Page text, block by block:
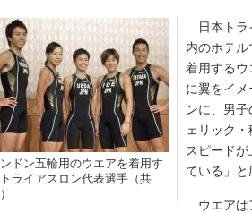
ドン五輪用のウエアを着用す
ライアスロン代表選手（共
日本トラ
内のホテ
着用するウ
に翼をイ
ンに、男
ェリック
スピード
ている」と
ウエアは